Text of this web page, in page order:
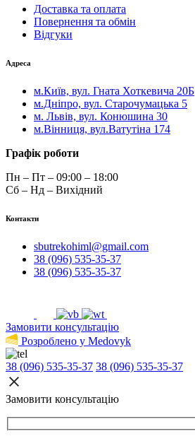
Доставка та оплата
Повернення та обмін
Відгуки
Адреса
м.Київ, вул. Гната Хоткевича 20Б
м.Дніпро, вул. Старочумацька 5
м. Львів, вул. Конюшина 30
м.Вінниця, вул.Ватутіна 174
Графік роботи
Пн – Пт – 09:00 – 18:00
Сб – Нд – Вихідний
Контакти
sbutrekohiml@gmail.com
38 (096) 535-35-37
38 (096) 535-35-37
Замовити консультацію
Розроблено у Medovyk
38 (096) 535-35-37 38 (096) 535-35-37
Замовити консультацію